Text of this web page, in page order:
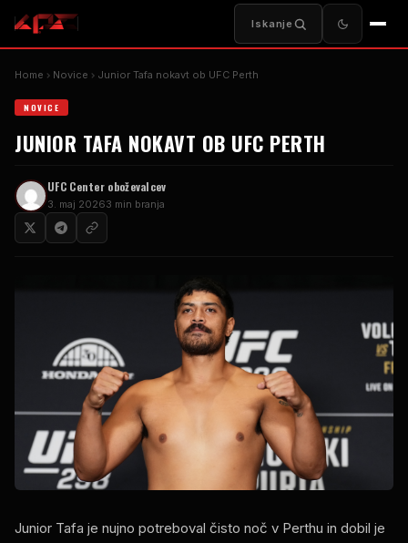
Iskanje
Home Novice Junior Tafa nokavt ob UFC Perth
NOVICE
JUNIOR TAFA NOKAVT OB UFC PERTH
UFCCenter oboževalcev
3. maj 20263 min branja
Junior Tafa je nujno potreboval čisto noč v Perthu in dobil je